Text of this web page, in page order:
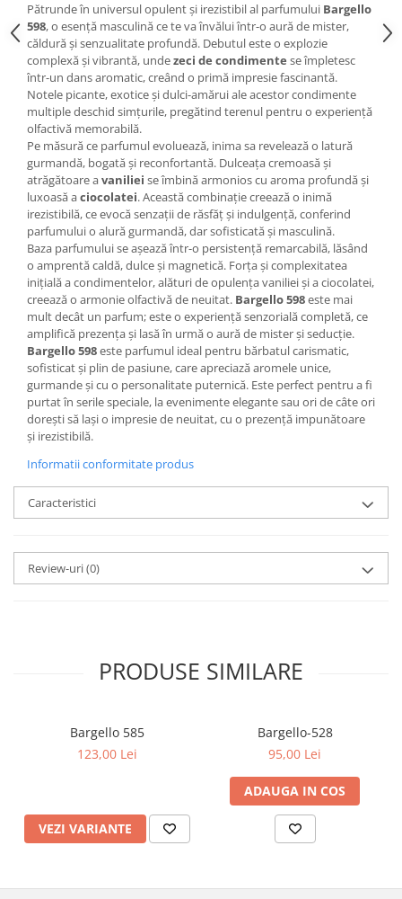
Pătrunde în universul opulent și irezistibil al parfumului Bargello
598, o esență masculină ce te va învălui într-o aură de mister,
căldură și senzualitate profundă. Debutul este o explozie
complexă și vibrantă, undezeci de condimente se împletesc
într-un dans aromatic, creând o primă impresie fascinantă.
Notele picante, exotice și dulci-amărui ale acestor condimente
multiple deschid simțurile, pregătind terenul pentru o experiență
olfactivă memorabilă.
Pe măsură ce parfumul evoluează, inima sa revelează o latură
gurmandă, bogată și reconfortantă. Dulceața cremoasă și
atrăgătoare avaniliei se îmbină armonios cu aroma profundă și
luxoasă aciocolatei. Această combinație creează o inimă
irezistibilă, ce evocă senzații de răsfăț și indulgență, conferind
parfumului o alură gurmandă, dar sofisticată și masculină.
Baza parfumului se așează într-o persistență remarcabilă, lăsând
o amprentă caldă, dulce și magnetică. Forța și complexitatea
inițială a condimentelor, alături de opulența vaniliei și a ciocolatei,
creează o armonie olfactivă de neuitat. Bargello 598este mai
mult decât un parfum; este o experiență senzorială completă, ce
amplifică prezența și lasă în urmă o aură de mister și seducție.
Bargello 598este parfumul ideal pentru bărbatul carismatic,
sofisticat și plin de pasiune, care apreciază aromele unice,
gurmande și cu o personalitate puternică. Este perfect pentru a fi
purtat în serile speciale, la evenimente elegante sau ori de câte ori
dorești să lași o impresie de neuitat, cu o prezență impunătoare
și irezistibilă.
Informatii conformitate produs
Caracteristici
Review-uri(0)
PRODUSE SIMILARE
Bargello 585
123,00 Lei
VEZI VARIANTE
Bargello-528
95,00 Lei
ADAUGA IN COS